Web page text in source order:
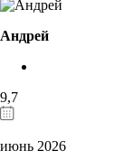
Андрей
9,7
июнь 2026